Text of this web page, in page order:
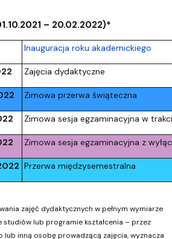
– 20.02.2022)*
Inauguracja roku akademickiego
Zajęcia dydaktyczne
Zimowa przerwa świąteczna
Zimowa sesja egzaminacyjna w
Zimowa sesja egzaminacyjna z
Przerwa międzysemestralna
zajęć dydaktycznych w pełnym wymiarze
lub programie kształcenia – przez
lub inną osobę prowadzącą zajęcia, wyznacza